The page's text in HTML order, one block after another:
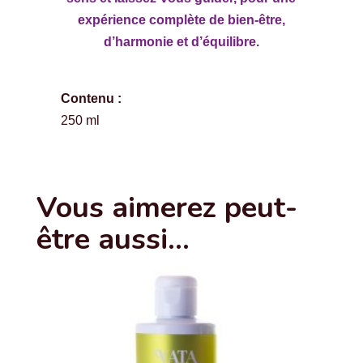
expérience complète de bien-être,
d’harmonie et d’équilibre.
Contenu :
250 ml
Vous aimerez peut-
être aussi…